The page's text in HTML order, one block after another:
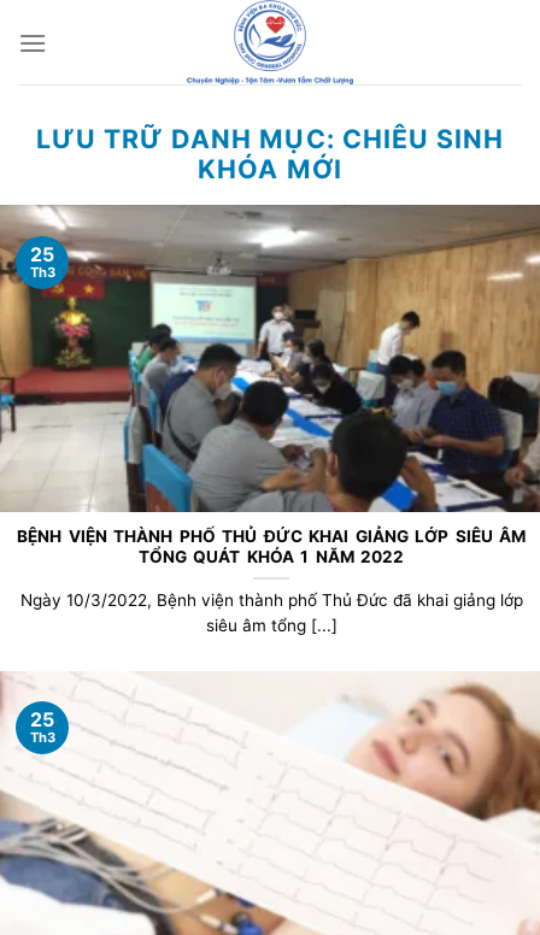
đến
LƯU TRỮ DANH MỤC: CHIÊU SINH
KHÓA MỚI
BỆNH VIỆN THÀNH PHỐ THỦ ĐỨC KHAI GIẢNG LỚP SIÊU ÂM
TỔNG QUÁT KHÓA 1 NĂM 2022
Ngày 10/3/2022, Bệnh viện thành phố Thủ Đức đã khai giảng lớp
siêu âm tổng [...]
25
Th3
25
Th3